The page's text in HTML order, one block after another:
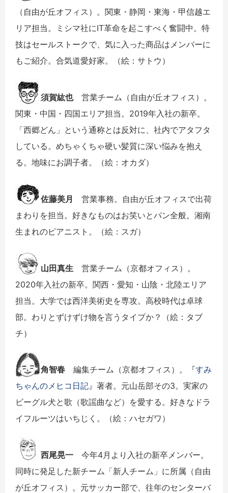
（自由が丘オフィス）。関東・静岡・東海・甲信越エ
リア担当。ミシマ社にIT革命を起こすべく奮闘中。特
技はセールストークで、気に入った商品はメンバーに
もご紹介。合気道愛好家。（絵：サトウ）
須賀紘也営業チーム（自由が丘オフィス）。
関東・中国・四国エリア担当。2019年入社の新卒。
「西郷どん」という通称とは反対に、社内でアタフタ
している。めちゃくちゃ硬い髪質に深い悩みを抱え
る。地味にお調子者。（絵：オカダ）
佐藤美月
営業事務。自由が丘オフィスで出荷
まわりを担当。好きなものはお笑いとパン全般。湘南
生まれのピアニスト。（絵：スガ）
山田真生 営業チーム（京都オフィス）。
2020年入社の新卒。関西・愛知・山陰・北陸エリア
担当。大学では西洋美術史を専攻。高校時代は卓球
部。わりとずけずけ物を言うタイプか？（絵：タブ
チ）
角智春 編集チーム（京都オフィス）。『すみ
ちゃんのメヒコ日記 』著者。元山岳部その3。実家の
ビーグル犬と歌（歌謡曲など）を愛する。好きなドラ
イフルーツはいちじく。（絵：ハセガワ）
西尾晃一 今年4月より入社の新卒メンバー。
同時に発足した新チーム「新人チーム」に所属（自由
が丘オフィス）。元サッカー部で、往年のセンターバ